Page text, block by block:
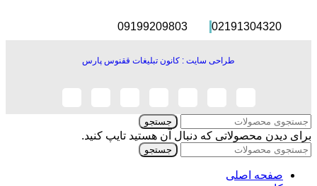
02191304320
09199209803
طراحی سایت : کانون تبلیغات ققنوس پارس
جستجو
برای دیدن محصولاتی که دنبال آن هستید تایپ کنید.
جستجو
صفحه اصلی